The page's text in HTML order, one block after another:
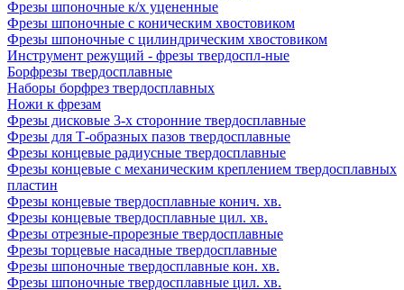
Фрезы шпоночные к/х уцененные
Фрезы шпоночные с коническим хвостовиком
Фрезы шпоночные с цилиндрическим хвостовиком
Инструмент режущий - фрезы твердоспл-ные
Борфрезы твердосплавные
Наборы борфрез твердосплавных
Ножи к фрезам
Фрезы дисковые 3-х сторонние твердосплавные
Фрезы для Т-образных пазов твердосплавные
Фрезы концевые радиусные твердосплавные
Фрезы концевые с механическим креплением твердосплавных
пластин
Фрезы концевые твердосплавные конич. хв.
Фрезы концевые твердосплавные цил. хв.
Фрезы отрезные-прорезные твердосплавные
Фрезы торцевые насадные твердосплавные
Фрезы шпоночные твердосплавные кон. хв.
Фрезы шпоночные твердосплавные цил. хв.